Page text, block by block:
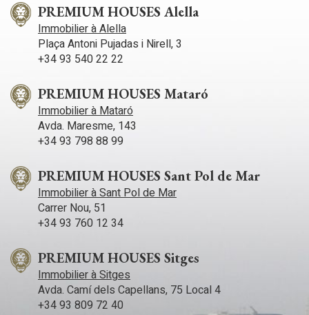
PREMIUM HOUSES Alella
Immobilier à Alella
Plaça Antoni Pujadas i Nirell, 3
+34 93 540 22 22
PREMIUM HOUSES Mataró
Immobilier à Mataró
Avda. Maresme, 143
+34 93 798 88 99
PREMIUM HOUSES Sant Pol de Mar
Immobilier à Sant Pol de Mar
Carrer Nou, 51
+34 93 760 12 34
PREMIUM HOUSES Sitges
Immobilier à Sitges
Avda. Camí­ dels Capellans, 75 Local 4
+34 93 809 72 40